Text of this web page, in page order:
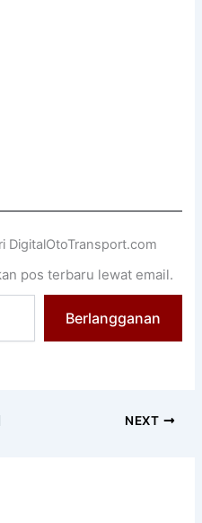
DigitalOtoTransport.com
pos terbaru lewat email.
Berlangganan
NEXT